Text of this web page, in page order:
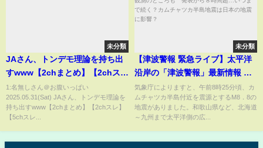
未分類
JAさん、トンデモ理論を持ち出
すwww【2chまとめ】【2chス
レ】【5chスレ】
1:名無しさん＠お腹いっぱい
2025.05.31(Sat) JAさん、トンデモ理論を
持ち出すwww【2chまとめ】【2chスレ】
【5chスレ...
未分類
【津波警報 緊急ライブ】太平洋
沿岸の「津波警報」最新情報 各
地で津波観測 １．３ｍ観測の
ところも 発表から８時間超…
いつまで続く？カムチャツカ半
気象庁によりますと、午前8時25分頃、カ
ムチャツカ半島付近を震源とするM8．8の
地震がありました。和歌山県など、北海道
～九州まで太平洋側の広...